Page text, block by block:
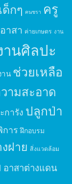
กๆ คนชรา ครู
าสา ค่ายเกษตร งาน
านศิลปะ
าน ช่วยเหลือ
ามสะอาด
การัง ปลูกป่า
การ ฝึกอบรม
ฝาย สิ่งแวดล้อม
อาสาต่างแดน